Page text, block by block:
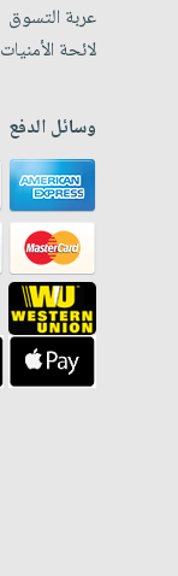
عربة التسوق
لائحة الأمنيات
وسائل الدفع